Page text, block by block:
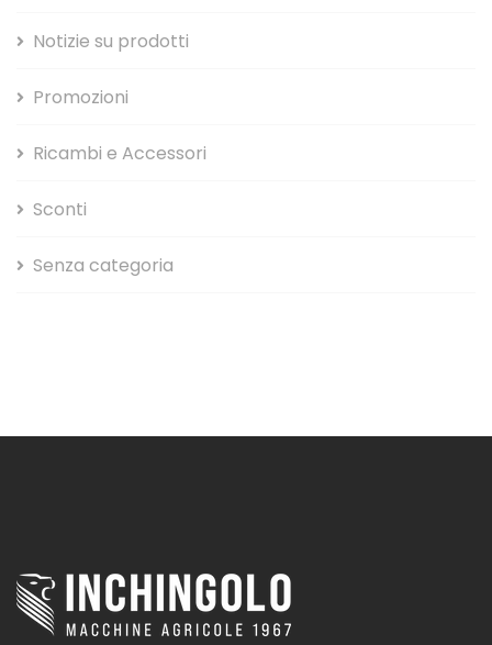
Notizie su prodotti
Promozioni
Ricambi e Accessori
Sconti
Senza categoria